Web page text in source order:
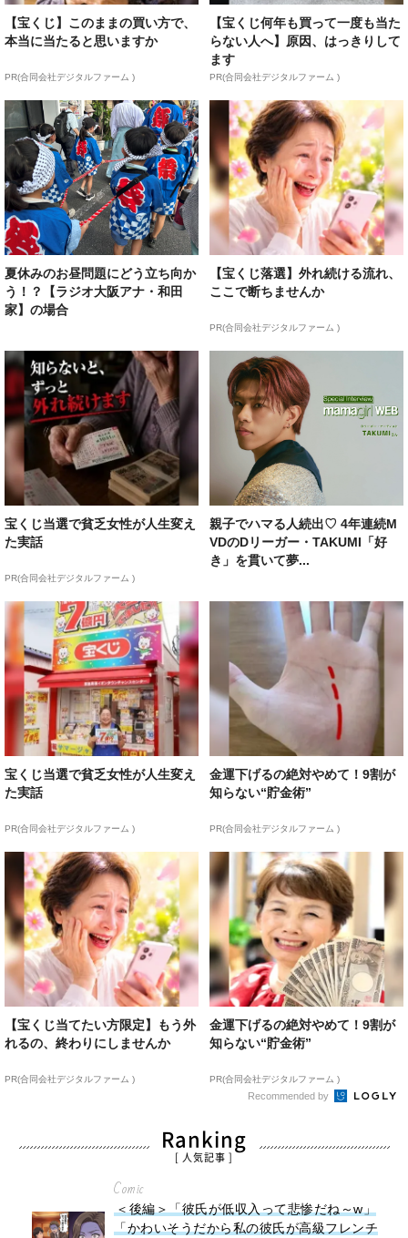
【宝くじ】このままの買い方で、
本当に当たると思いますか
PR(合同会社デジタルファーム )
【宝くじ何年も買って一度も当た
らない人へ】原因、はっきりして
ます
PR(合同会社デジタルファーム )
夏休みのお昼問題にどう立ち向か
う！？【ラジオ大阪アナ・和田
家】の場合
【宝くじ落選】外れ続ける流れ、
ここで断ちませんか
PR(合同会社デジタルファーム )
宝くじ当選で貧乏女性が人生変え
た実話
PR(合同会社デジタルファーム )
親子でハマる人続出♡ 4年連続M
VDのDリーガー・TAKUMI「好
き」を貫いて夢...
宝くじ当選で貧乏女性が人生変え
た実話
PR(合同会社デジタルファーム )
金運下げるの絶対やめて！9割が
知らない“貯金術”
PR(合同会社デジタルファーム )
【宝くじ当てたい方限定】もう外
れるの、終わりにしませんか
PR(合同会社デジタルファーム )
金運下げるの絶対やめて！9割が
知らない“貯金術”
PR(合同会社デジタルファーム )
Recommended by
Ranking
[ 人気記事 ]
Comic
＜後編＞「彼氏が低収入って悲惨だね～w」
「かわいそうだから私の彼氏が高級フレンチ